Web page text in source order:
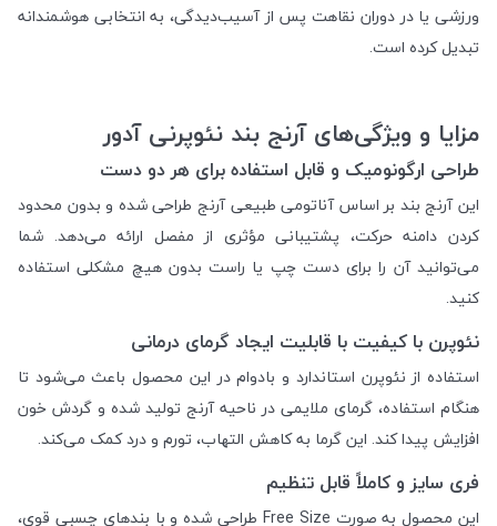
ورزشی یا در دوران نقاهت پس از آسیب‌دیدگی، به انتخابی هوشمندانه
تبدیل کرده است.
مزایا و ویژگی‌های آرنج بند نئوپرنی آدور
طراحی ارگونومیک و قابل استفاده برای هر دو دست
این آرنج بند بر اساس آناتومی طبیعی آرنج طراحی شده و بدون محدود
کردن دامنه حرکت، پشتیبانی مؤثری از مفصل ارائه می‌دهد. شما
می‌توانید آن را برای دست چپ یا راست بدون هیچ مشکلی استفاده
کنید.
نئوپرن با کیفیت با قابلیت ایجاد گرمای درمانی
استفاده از نئوپرن استاندارد و بادوام در این محصول باعث می‌شود تا
هنگام استفاده، گرمای ملایمی در ناحیه آرنج تولید شده و گردش خون
افزایش پیدا کند. این گرما به کاهش التهاب، تورم و درد کمک می‌کند.
فری سایز و کاملاً قابل تنظیم
این محصول به صورت Free Size طراحی شده و با بندهای چسبی قوی،